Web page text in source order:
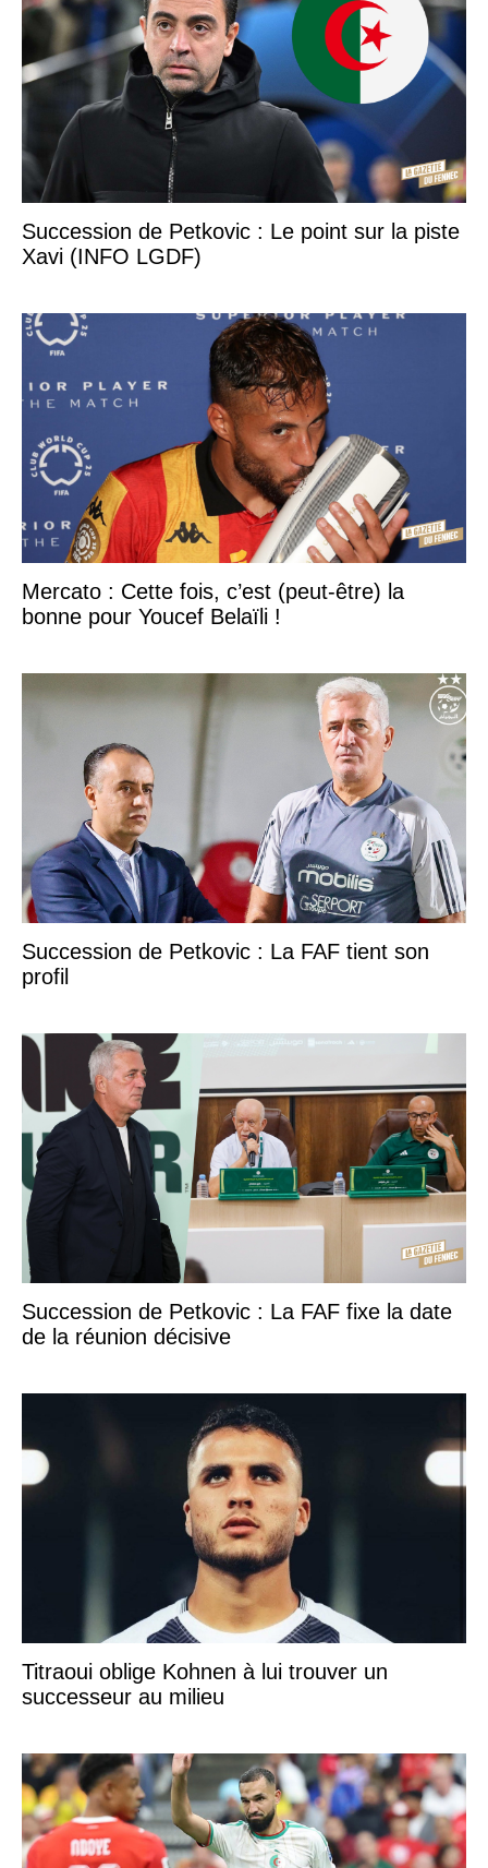
Succession de Petkovic : Le point sur la piste
Xavi (INFO LGDF)
Mercato : Cette fois, c’est (peut-être) la
bonne pour Youcef Belaïli !
Succession de Petkovic : La FAF tient son
profil
Succession de Petkovic : La FAF fixe la date
de la réunion décisive
Titraoui oblige Kohnen à lui trouver un
successeur au milieu